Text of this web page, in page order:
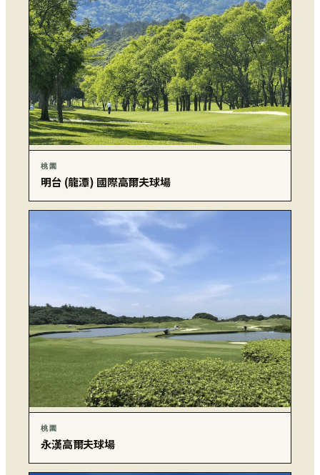
桃園
明台 (龍潭) 國際高爾夫球場
桃園
永漢高爾夫球場